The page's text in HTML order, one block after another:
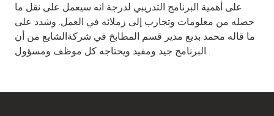
على أهمية البرنامج التدريبي لدرجة انه سيعمل على نقل ما
حصله من معلومات وتجارب إلى زملائه في العمل. وشدد على
ما قاله محمد بديع مدير قسم المطابخ في شركةالشايع من أن
البرنامج جيد ومفيد ويحتاجه كل موظف ومسؤول .